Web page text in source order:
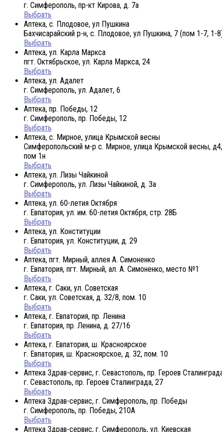
г. Симферополь, пр-кт Кирова, д. 7а
Выбрать
Аптека, с. Плодовое, ул Пушкина
Бахчисарайский р-н, с. Плодовое, ул Пушкина, 7 (пом 1-7, 1-
Выбрать
Аптека, ул. Карла Маркса
пгт. Октябрьское, ул. Карла Маркса, 24
Выбрать
Аптека, ул. Адалет
г. Симферополь, ул. Адалет, 6
Выбрать
Аптека, пр. Победы, 12
г. Симферополь, пр. Победы, 12
Выбрать
Аптека, с. Мирное, улица Крымской весны
Симферопольский м-р с. Мирное, улица Крымской весны,
пом 1н
Выбрать
Аптека, ул. Лизы Чайкиной
г. Симферополь, ул. Лизы Чайкиной, д. 3а
Выбрать
Аптека, ул. 60-летия Октября
г. Евпатория, ул. им. 60-летия Октября, стр. 28Б
Выбрать
Аптека, ул. Конституции
г. Евпатория, ул. Конституции, д. 29
Выбрать
Аптека, пгт. Мирный, аллея А. Симоненко
г. Евпатория, пгт. Мирный, ал. А. Симоненко, место №1
Выбрать
Аптека, г. Саки, ул. Советская
г. Саки, ул. Советская, д. 32/8, пом. 10
Выбрать
Аптека, г. Евпатория, пр. Ленина
г. Евпатория, пр. Ленина, д. 27/16
Выбрать
Аптека, г. Евпатория, ш. Красноярское
г. Евпатория, ш. Красноярское, д. 32, пом. 10
Выбрать
Аптека Здрав-сервис, г. Севастополь, пр. Героев
г. Севастополь, пр. Героев Сталинграда, 27
Выбрать
Аптека Здрав-сервис, г. Симферополь, пр. Победы
г. Симферополь, пр. Победы, 210A
Выбрать
Аптека Здрав-сервис, г. Симферополь, ул. Киевская